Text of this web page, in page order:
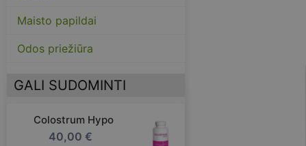
Maisto papildai
Odos priežiūra
GALI SUDOMINTI
Colostrum Hypo
40,00 €